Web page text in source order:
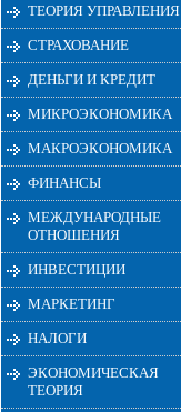
ТЕОРИЯ УПРАВЛЕНИЯ
СТРАХОВАНИЕ
ДЕНЬГИ И КРЕДИТ
МИКРОЭКОНОМИКА
МАКРОЭКОНОМИКА
ФИНАНСЫ
МЕЖДУНАРОДНЫЕ
ОТНОШЕНИЯ
ИНВЕСТИЦИИ
МАРКЕТИНГ
НАЛОГИ
ЭКОНОМИЧЕСКАЯ
ТЕОРИЯ